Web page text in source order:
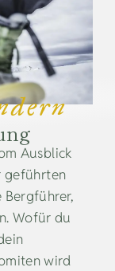
Ausblick
geführten
Bergführer,
Wofür du
wird